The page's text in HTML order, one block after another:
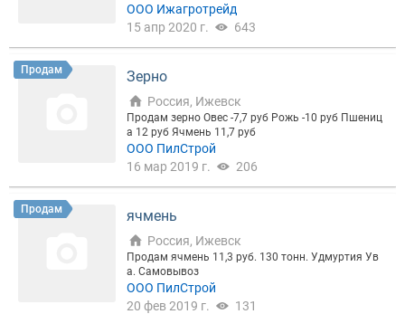
м,Кукурузу кормовую в мешках по 40 кг и навало
м,Ячмень кормовой в мешках по 40 кг и навалом,
Овёс кормовой в мешках и навалом. С доставкой
фурами 20 тон по Удмуртии и ПФО. Роман Борис
ООО Ижагротрейд
15 апр 2020 г.
643
Продам Зерно
Россия, Ижевск
Продам зерно Овес -7,7 руб Рожь -10 руб Пшениц
а 12 руб Ячмень 11,7 руб
ООО ПилСтрой
16 мар 2019 г.
206
Продам ячмень
Россия, Ижевск
Продам ячмень 11,3 руб. 130 тонн. Удмуртия Ув
а. Самовывоз
ООО ПилСтрой
20 фев 2019 г.
131